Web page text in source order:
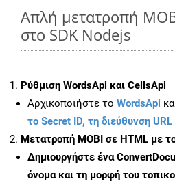
Απλή μετατροπή
στο SDK Nodejs
Ρύθμιση WordsApi και CellsApi
Αρχικοποιήστε το WordsApi
το Secret ID, τη διεύθυνση
Μετατροπή MOBI σε HTML με
Δημιουργήστε ένα
όνομα και τη μορφή του